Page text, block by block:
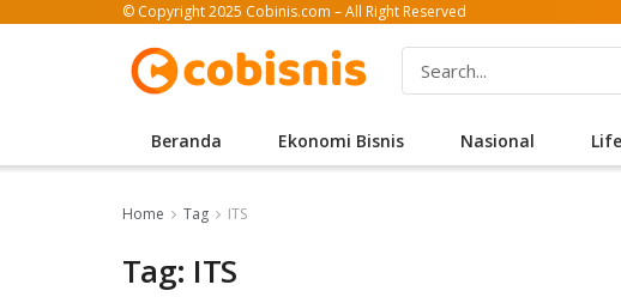
© Copyright 2025 Cobinis.com – All Right Reserved
Beranda Ekonomi Bisnis Nasional
Home Tag ITS
Tag: ITS